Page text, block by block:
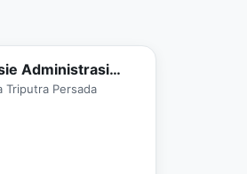
Administrasi
Triputra Persada